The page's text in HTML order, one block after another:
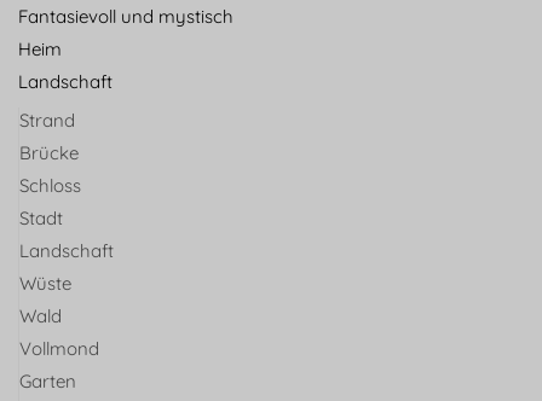
Fantasievoll und mystisch
Heim
Landschaft
Strand
Brücke
Schloss
Stadt
Landschaft
Wüste
Wald
Vollmond
Garten